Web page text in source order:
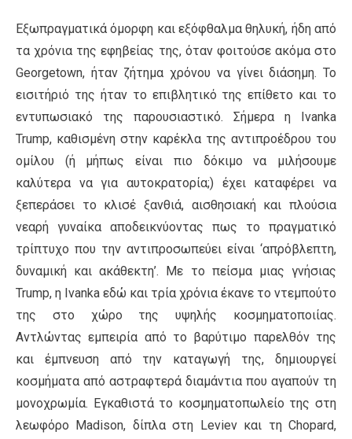
Εξωπραγματικά όμορφη και εξόφθαλμα θηλυκή, ήδη από
τα χρόνια της εφηβείας της, όταν φοιτούσε ακόμα στο
Georgetown, ήταν ζήτημα χρόνου να γίνει διάσημη. Το
εισιτήριό της ήταν το επιβλητικό της επίθετο και το
εντυπωσιακό της παρουσιαστικό. Σήμερα η Ivanka
Trump, καθισμένη στην καρέκλα της αντιπροέδρου του
ομίλου (ή μήπως είναι πιο δόκιμο να μιλήσουμε
καλύτερα να για αυτοκρατορία;) έχει καταφέρει να
ξεπεράσει το κλισέ ξανθιά, αισθησιακή και πλούσια
νεαρή γυναίκα αποδεικνύοντας πως το πραγματικό
τρίπτυχο που την αντιπροσωπεύει είναι ‘απρόβλεπτη,
δυναμική και ακάθεκτη’. Με το πείσμα μιας γνήσιας
Trump, η Ivanka εδώ και τρία χρόνια έκανε το ντεμπούτο
της στο χώρο της υψηλής κοσμηματοποιίας.
Αντλώντας εμπειρία από το βαρύτιμο παρελθόν της
και έμπνευση από την καταγωγή της, δημιουργεί
κοσμήματα από αστραφτερά διαμάντια που αγαπούν τη
μονοχρωμία. Εγκαθιστά το κοσμηματοπωλείο της στη
λεωφόρο Madison, δίπλα στη Leviev και τη Chopard,